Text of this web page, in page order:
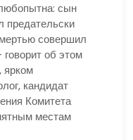
сын
совершил
об этом
ярком
кандидат
Комитета
местам